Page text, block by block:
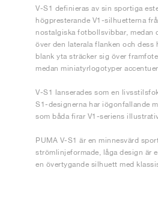
V-S1 definieras av sin sportiga
högpresterande V1-silhuetterna
nostalgiska fotbollsvibbar, medan
över den laterala flanken och
blank yta sträcker sig över
medan miniatyrlogotyper
V-S1 lanserades som en
S1-designerna har iögonfallande
som båda firar V1-seriens
PUMA V-S1 är en minnesvärd
strömlinjeformade, låga design är
en övertygande silhuett med